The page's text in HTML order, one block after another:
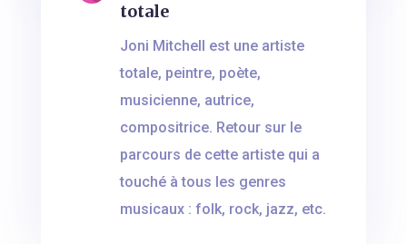
totale
Joni Mitchell est une artiste
totale, peintre, poète,
musicienne, autrice,
compositrice. Retour sur le
parcours de cette artiste qui a
touché à tous les genres
musicaux : folk, rock, jazz, etc.